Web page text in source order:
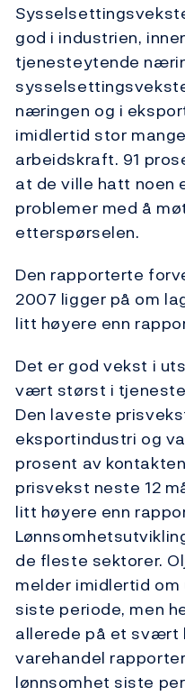
god i industrien,
tjenesteytende
næringen og i
imidlertid stor
arbeidskraft. 91
at de ville hatt noen
problemer med å
etterspørselen.
Den rapporterte
2007 ligger på om
litt høyere enn
Det er god vekst i
vært størst i
Den laveste
eksportindustri og
prosent av
prisvekst neste 12
litt høyere enn
de fleste sektorer.
melder imidlertid
siste periode, men
allerede på et svært
varehandel
lønnsomhet siste